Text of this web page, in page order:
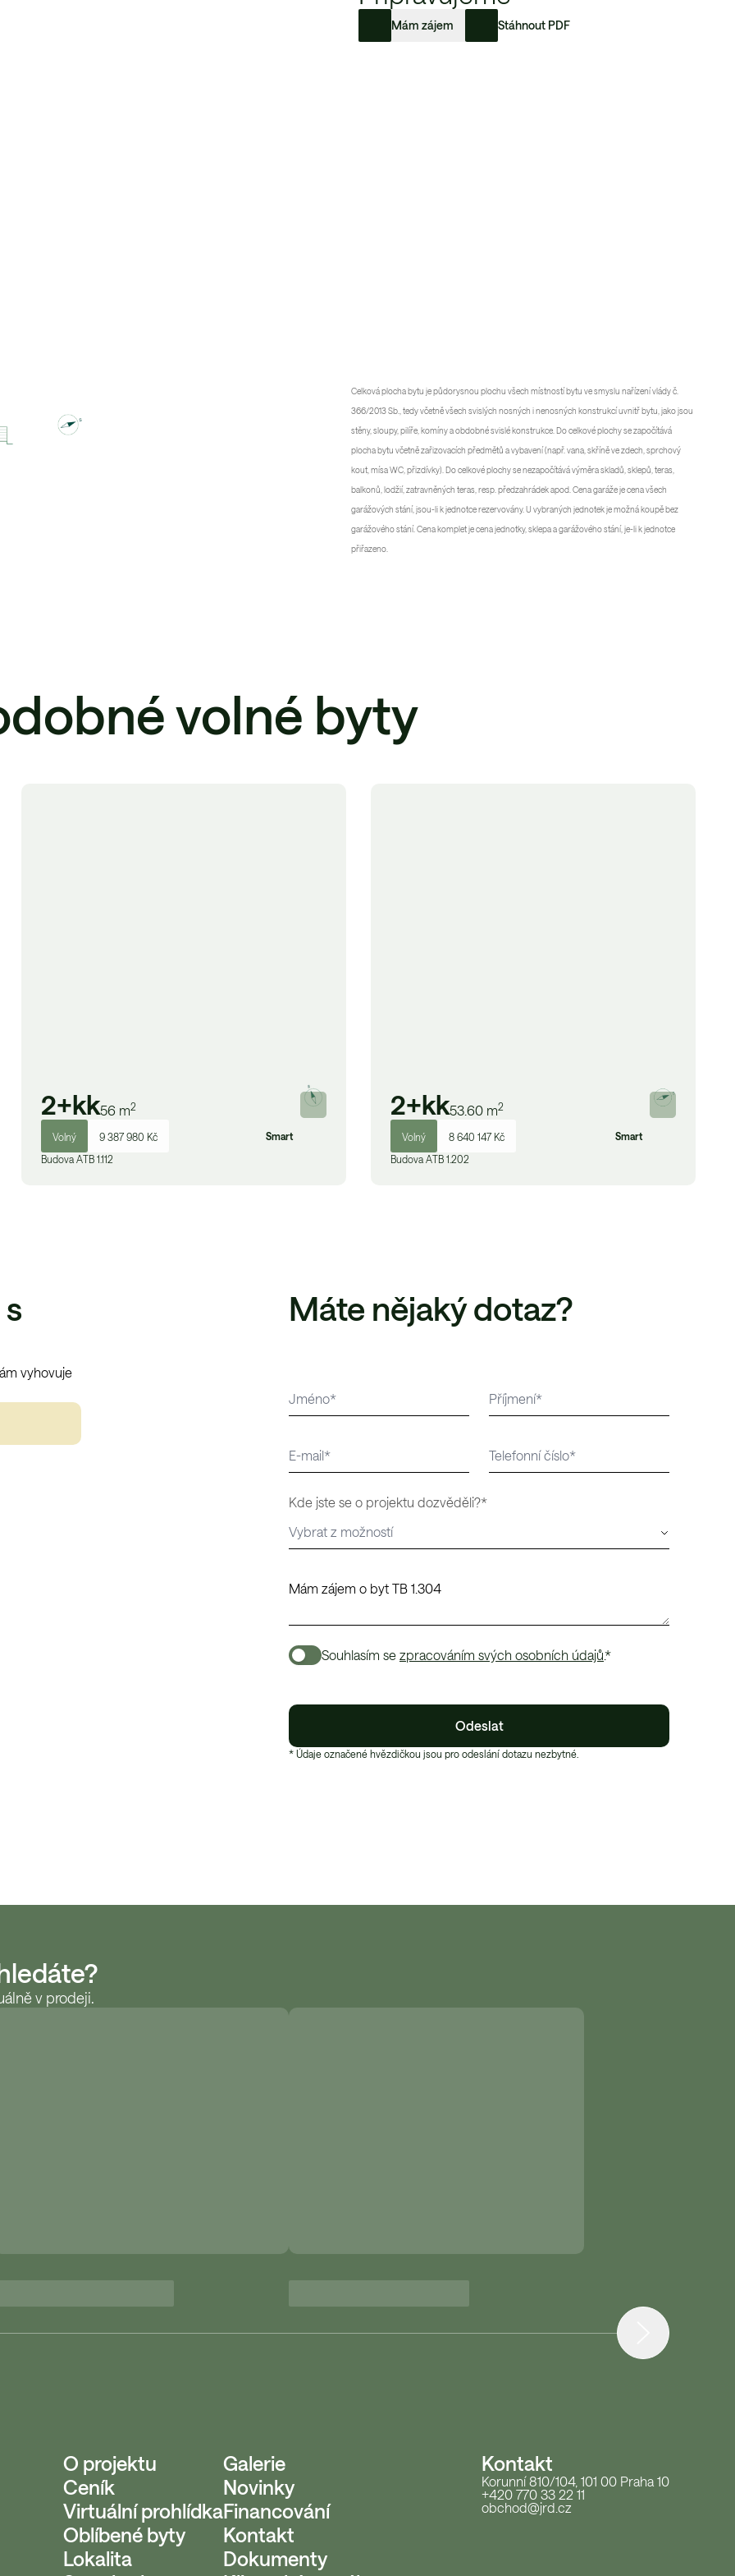
Mám zájem Stáhnout PDF
Celková plocha bytu je půdorysnou plochu všech místností bytu ve smyslu nařízení vlády č.
366/2013 Sb., tedy včetně všech svislých nosných i nenosných konstrukcí uvnitř bytu, jako jsou
stěny, sloupy, pilíře, komíny a obdobné svislé konstrukce. Do celkové plochy se započítává
plocha bytu včetně zařizovacích předmětů a vybavení (např. vana, skříně ve zdech, sprchový
kout, mísa WC, přizdívky). Do celkové plochy se nezapočítává výměra skladů, sklepů, teras,
balkonů, lodžií, zatravněných teras, resp. předzahrádek apod. Cena garáže je cena všech
garážových stání, jsou-li k jednotce rezervovány. U vybraných jednotek je možná koupě bez
garážového stání. Cena komplet je cena jednotky, sklepa a garážového stání, je-li k jednotce
přiřazeno.
volné byty
2+kk56 m2
Volný 9 387 980 Kč
Smart
Budova ATB 1.112
2+kk53.60 m2
Volný 8 640 147 Kč
Smart
Budova ATB 1.202
vyhovuje
Máte nějaký dotaz?
Kde jste se o projektu dozvěděli?*
Souhlasím se zpracováním svých osobních údajů.*
Odeslat
* Údaje označené hvězdičkou jsou pro odeslání dotazu nezbytné.
v prodeji.
O projektu
Ceník
Virtuální prohlídka
Oblíbené byty
Lokalita
Galerie
Novinky
Financování
Kontakt
Dokumenty
Kontakt
Korunní 810/104, 101 00 Praha 10
+420 770 33 22 11
obchod@jrd.cz